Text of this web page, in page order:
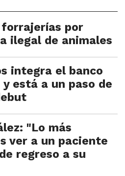
por
ilegal de animales
integra el banco
y está a un paso de
"Lo más
ver a un paciente
regreso a su